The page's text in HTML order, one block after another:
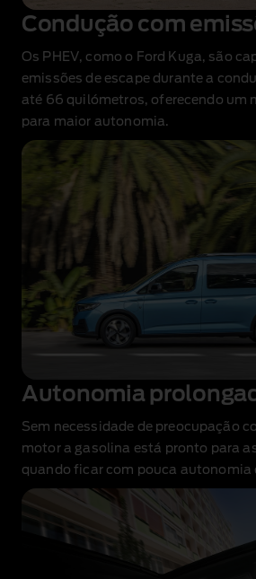
Condução com
Os PHEV, como o Ford Kuga, são
emissões de escape durante a
até 66 quilómetros, oferecendo um
para maior autonomia.
Autonomia
Sem necessidade de preocupação
motor a gasolina está pronto para
quando ficar com pouca autonomia